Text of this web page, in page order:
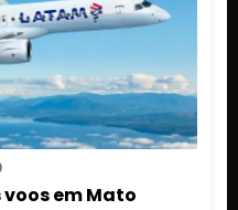
em Mato